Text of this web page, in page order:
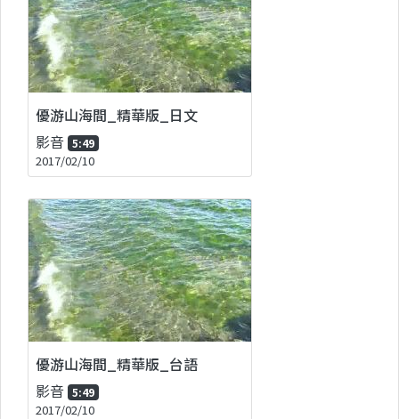
優游山海間_精華版_日文
影音 5:49
2017/02/10
優游山海間_精華版_台語
影音 5:49
2017/02/10